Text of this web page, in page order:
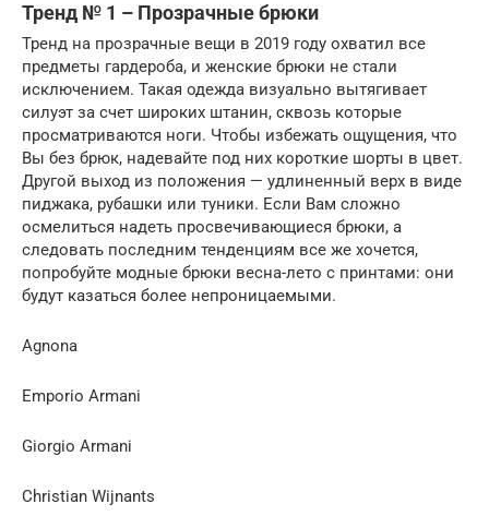
Тренд № 1 – Прозрачные брюки
Тренд на прозрачные вещи в 2019 году охватил все
предметы гардероба, и женские брюки не стали
исключением. Такая одежда визуально вытягивает
силуэт за счет широких штанин, сквозь которые
просматриваются ноги. Чтобы избежать ощущения, что
Вы без брюк, надевайте под них короткие шорты в цвет.
Другой выход из положения — удлиненный верх в виде
пиджака, рубашки или туники. Если Вам сложно
осмелиться надеть просвечивающиеся брюки, а
следовать последним тенденциям все же хочется,
попробуйте модные брюки весна-лето с принтами: они
будут казаться более непроницаемыми.
Agnona
Emporio Armani
Giorgio Armani
Christian Wijnants